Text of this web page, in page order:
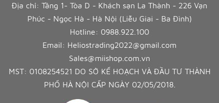
Địa chỉ: Tầng 1- Tòa D - Khách sạn La Thành - 226 Vạn
Phúc - Ngọc Hà - Hà Nội (Liễu Giai - Ba Đình)
Hotline: 0988.922.100
Email: Heliostrading2022@gmail.com
Sales@miishop.com.vn
MST: 0108254521 DO SỞ KẾ HOẠCH VÀ ĐẦU TƯ THÀNH
PHỐ HÀ NỘI CẤP NGÀY 02/05/2018.